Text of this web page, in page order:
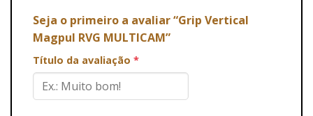
Seja o primeiro a avaliar “Grip Vertical
Magpul RVG MULTICAM”
Título da avaliação *